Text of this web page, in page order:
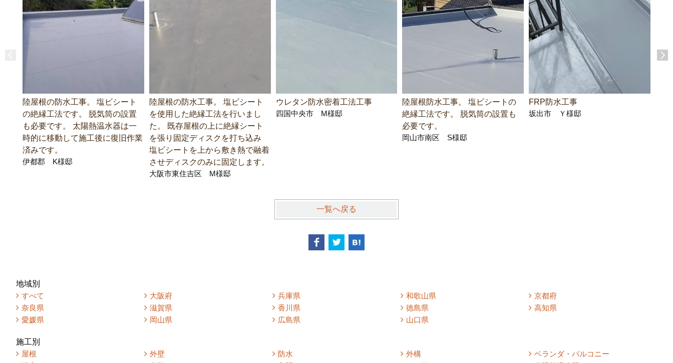
陸屋根の防水工事。 塩ビシート
の絶縁工法です。 脱気筒の設置
も必要です。 太陽熱温水器は一
時的に移動して施工後に復旧作業
済みです。
伊都郡 K様邸
陸屋根の防水工事。 塩ビシート
を使用した絶縁工法を行いまし
た。 既存屋根の上に絶縁シート
を張り固定ディスクを打ち込み
塩ビシートを上から敷き熱で融着
させディスクのみに固定します。
大阪市東住吉区 M様邸
ウレタン防水密着工法工事
四国中央市 M様邸
陸屋根防水工事。 塩ビシートの
絶縁工法です。 脱気筒の設置も
必要です。
岡山市南区 S様邸
FRP防水工事
坂出市 Ｙ様邸
一覧へ戻る
地域別
すべて
大阪府 兵庫県 和歌山県
京都府
奈良県
滋賀県 香川県 徳島県
高知県
愛媛県
岡山県 広島県 山口県
施工別
屋根
外壁 防水 外構
ベランダ・バルコニー